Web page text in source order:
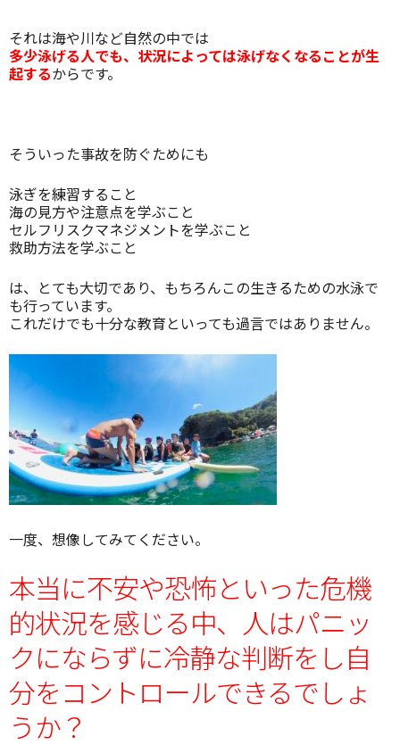
それは海や川など自然の中では
多少泳げる人でも、状況によっては泳げなくなることが生
起するからです。
そういった事故を防ぐためにも
泳ぎを練習すること
海の見方や注意点を学ぶこと
セルフリスクマネジメントを学ぶこと
救助方法を学ぶこと
は、とても大切であり、もちろんこの生きるための水泳で
も行っています。
これだけでも十分な教育といっても過言ではありません。
一度、想像してみてください。
本当に不安や恐怖といった危機
的状況を感じる中、人はパニッ
クにならずに冷静な判断をし自
分をコントロールできるでしょ
うか？